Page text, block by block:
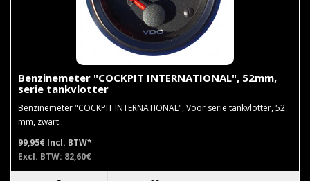
Benzinemeter "COCKPIT INTERNATIONAL", 52mm,
serie tankvlotter
Benzinemeter "COCKPIT INTERNATIONAL", Voor serie tankvlotter, 52
mm, zwart..
99,95€ Incl. BTW*
Excl. BTW: 82,60€